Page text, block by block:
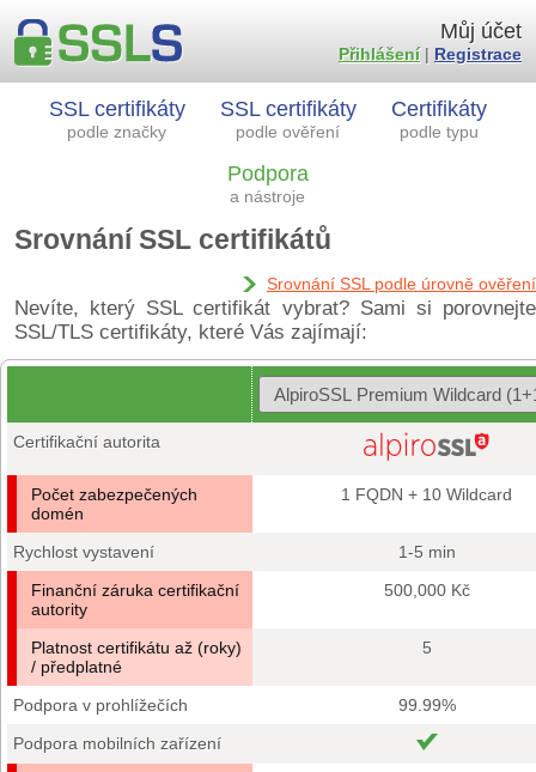
SSL certifikáty
podle značky
SSL certifikáty
podle ověření
Certifikáty
podle typu
Podpora
a nástroje
Můj účet
Přihlášení| Registrace
Srovnání SSL certifikátů
Srovnání SSL podle úrovně ověření
Nevíte, který SSL certifikát vybrat? Sami si porovnejte
SSL/TLS certifikáty, které Vás zajímají:
Certifikační autorita
Počet zabezpečených
domén
1 FQDN + 10 Wildcard
Rychlost vystavení
1-5 min
Finanční záruka certifikační
autority
500,000 Kč
Platnost certifikátu až (roky)
/ předplatné
5
Podpora v prohlížečích
99.99%
Podpora mobilních zařízení